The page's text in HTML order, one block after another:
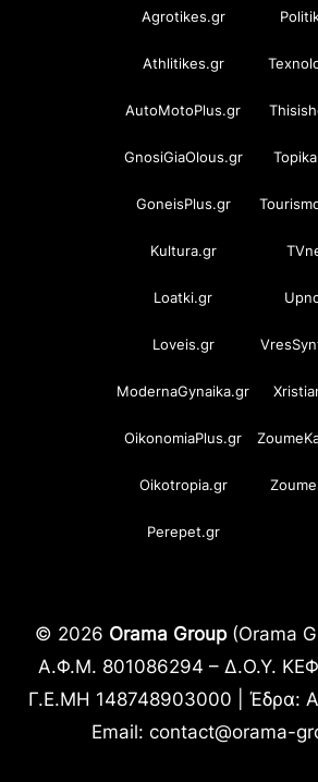
Agrotikes.gr
Athlitikes.gr
AutoMotoPlus.gr
GnosiGiaOlous.gr
GoneisPlus.gr
Kultura.gr
Loatki.gr
Loveis.gr
ModernaGynaika.gr
OikonomiaPlus.gr
Oikotropia.gr
Perepet.gr
© 2026 Orama Group(Orama
Α.Φ.Μ. 801086294 – Δ.Ο.Υ.
Γ.Ε.ΜΗ 148748903000 | Έδρα:
Email: contact@orama-